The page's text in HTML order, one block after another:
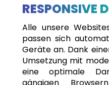
RESPONSIVE
Alle unsere
passen sich
Geräte an. Dank
Umsetzung mit
eine optimale